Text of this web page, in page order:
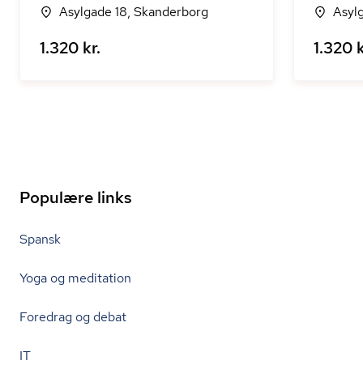
Asylgade 18, Skanderborg
1.320 kr. 1.320
Populære links
Spansk
Yoga og meditation
Foredrag og debat
IT